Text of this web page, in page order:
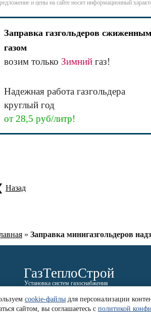
и цены на сайте носят информационный
Заправка газгольдеров сжиженным
газом
возим только Зимний газ!
Надежная работа газгольдера
круглый год
от 28,5 руб/литр!
Назад
» Заправка минигазгольдеров
ГазТеплоСтрой
Установка систем газоснабжения
Котлы Доставка Оплата Возврат
cookie-файлы для персонализации
сайтом, вы соглашаетесь с политикой